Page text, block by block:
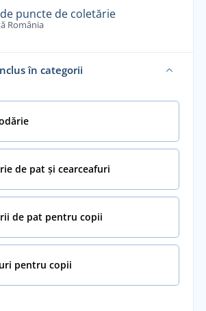
puncte de coletărie
România
în categorii
de pat și cearceafuri
de pat pentru copii
pentru copii